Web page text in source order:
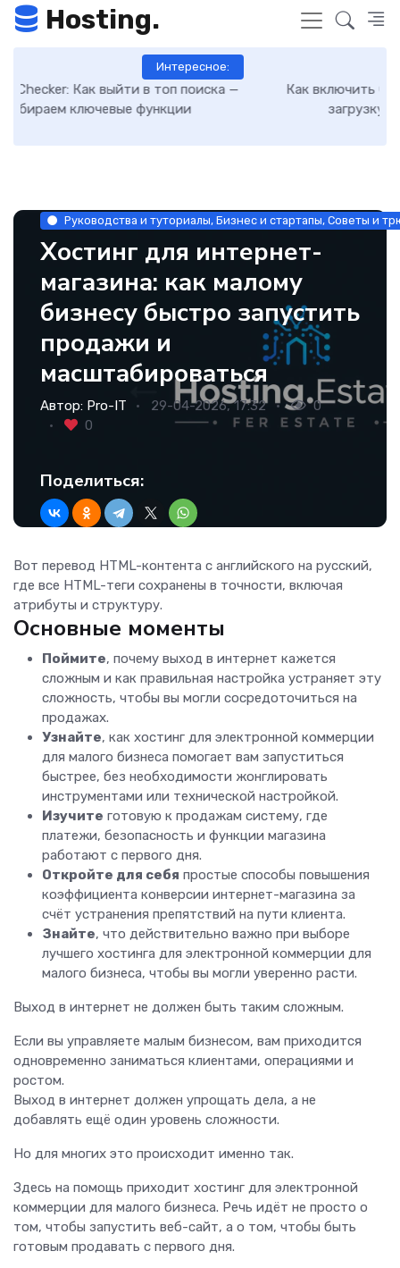
Hosting.
Интересное:
Как включить GZIP-сжатие в WordPress и ускорить
загрузку сайта: пошаговая инструкция
Руководства и туториалы, Бизнес и стартапы, Советы и
Хостинг для интернет-
магазина: как малому
бизнесу быстро запустить
продажи и
масштабироваться
Автор: Pro-IT 29-04-2026, 17:32
0
0
Поделиться:
Вот перевод HTML-контента с английского на русский,
где все HTML-теги сохранены в точности, включая
атрибуты и структуру.
Основные моменты
Поймите, почему выход в интернет кажется
сложным и как правильная настройка устраняет эту
сложность, чтобы вы могли сосредоточиться на
продажах.
Узнайте, как хостинг для электронной коммерции
для малого бизнеса помогает вам запуститься
быстрее, без необходимости жонглировать
инструментами или технической настройкой.
Изучите готовую к продажам систему, где
платежи, безопасность и функции магазина
работают с первого дня.
Откройте для себя простые способы повышения
коэффициента конверсии интернет-магазина за
счёт устранения препятствий на пути клиента.
Знайте, что действительно важно при выборе
лучшего хостинга для электронной коммерции для
малого бизнеса, чтобы вы могли уверенно расти.
Выход в интернет не должен быть таким сложным.
Если вы управляете малым бизнесом, вам приходится
одновременно заниматься клиентами, операциями и
ростом.
Выход в интернет должен упрощать дела, а не
добавлять ещё один уровень сложности.
Но для многих это происходит именно так.
Здесь на помощь приходит хостинг для электронной
коммерции для малого бизнеса. Речь идёт не просто о
том, чтобы запустить веб-сайт, а о том, чтобы быть
готовым продавать с первого дня.